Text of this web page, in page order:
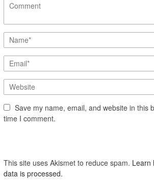
Save my name, email, and website in this
time I comment.
This site uses Akismet to reduce spam. Learn
data is processed.